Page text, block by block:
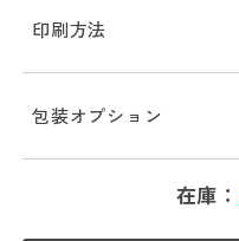
印刷方法
包装オプション
在庫：